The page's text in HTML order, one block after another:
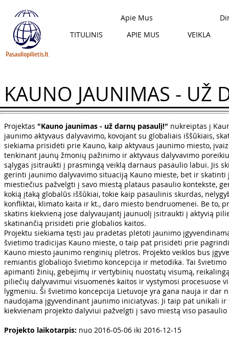
Apie Mus
TITULINIS
APIE MUS VEIKLA
KAUNO JAUNIMAS - UŽ
Projektas "Kauno jaunimas - už darnų pasaulį!" nukreiptas į
jaunimo aktyvaus dalyvavimo, kovojant su globaliais iššūkiais,
siekiama prisidėti prie Kauno, kaip aktyvaus jaunimo miesto,
tenkinant jaunų žmonių pažinimo ir aktyvaus dalyvavimo
sąlygas įsitraukti į prasmingą veiklą darnaus pasaulio labui. Jis
gerinti jaunimo dalyvavimo situaciją Kauno mieste, bet ir skatinti
miestiečius pažvelgti į savo miestą plataus pasaulio kontekste,
kokią įtaką globalūs iššūkiai, tokie kaip pasaulinis skurdas,
konfliktai, klimato kaita ir kt., daro miesto bendruomenei. Be to,
skatins kiekvieną jose dalyvaujantį jaunuolį įsitraukti į aktyvią
skatinančią prisidėti prie globalios kaitos.
Projektu siekiama tęsti jau pradėtas plėtoti jaunimo
švietimo tradicijas Kauno mieste, o taip pat prisidėti prie
Kauno miesto jaunimo renginių plėtros. Projekto veiklos bus
remiantis globaliojo švietimo koncepcija ir metodika. Tai švietimo
apimanti žinių, gebėjimų ir vertybinių nuostatų visumą,
piliečių dalyvavimui visuomenės kaitos ir vystymosi procesuose
lygmeniu. Ši švietimo koncepcija Lietuvoje yra gana nauja ir dar
naudojama įgyvendinant jaunimo iniciatyvas. Ji taip pat unikali ir
kiekvienam projekto dalyviui pažvelgti į savo miestą viso pasaulio
Projekto laikotarpis: nuo 2016-05-06 iki 2016-12-15